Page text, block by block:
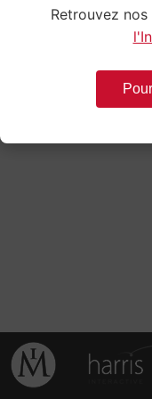
Retrouvez l’initiative
Retrouvez